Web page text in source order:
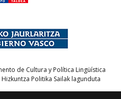
de Cultura y Política Lingüística
Politika Sailak lagunduta